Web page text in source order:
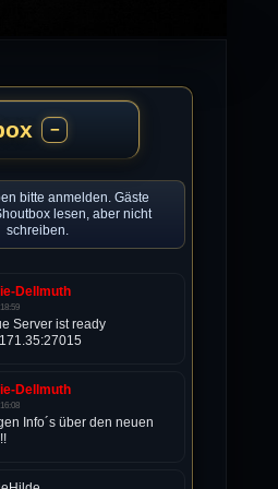
−
bitte anmelden. Gäste
lesen, aber nicht
schreiben.
Dellmuth
Server ist ready
Dellmuth
Info´s über den neuen